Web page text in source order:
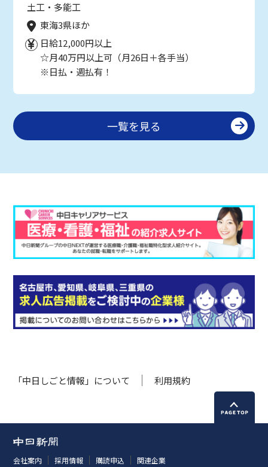
土工・多能工
東海3県ほか
日給12,000円以上
☆月40万円以上可（月26日＋各手当）
※日払・週払有！
一覧を見る
「中日しごと情報」について 利用規約
会社案内 採用情報 購読申込 関連企業